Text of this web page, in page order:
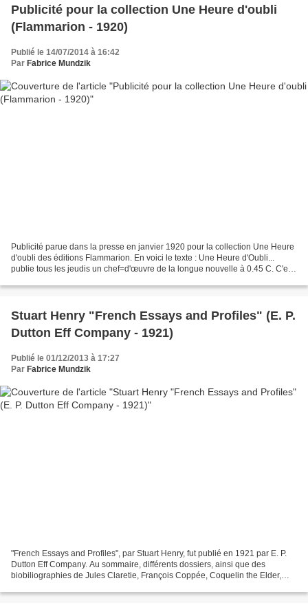
Publicité pour la collection Une Heure d'oubli
(Flammarion - 1920)
Publié le 14/07/2014 à 16:42
Par Fabrice Mundzik
Publicité parue dans la presse en janvier 1920 pour la collection Une Heure
d'oubli des éditions Flammarion. En voici le texte : Une Heure d'Oubli...
publie tous les jeudis un chef=d'œuvre de la longue nouvelle à 0.45 C. C'est
Stuart Henry "French Essays and Profiles" (E. P.
Dutton Eff Company - 1921)
Publié le 01/12/2013 à 17:27
Par Fabrice Mundzik
"French Essays and Profiles", par Stuart Henry, fut publié en 1921 par E. P.
Dutton Eff Company. Au sommaire, différents dossiers, ainsi que des
biobiliographies de Jules Claretie, François Coppée, Coquelin the Elder,